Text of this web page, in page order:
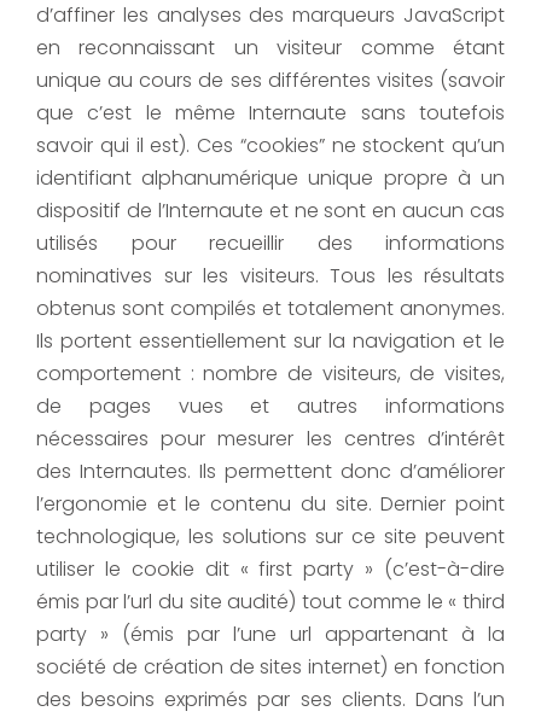
d’affiner les analyses des marqueurs JavaScript
en reconnaissant un visiteur comme étant
unique au cours de ses différentes visites (savoir
que c’est le même Internaute sans toutefois
savoir qui il est). Ces “cookies” ne stockent qu’un
identifiant alphanumérique unique propre à un
dispositif de l’Internaute et ne sont en aucun cas
utilisés pour recueillir des informations
nominatives sur les visiteurs. Tous les résultats
obtenus sont compilés et totalement anonymes.
Ils portent essentiellement sur la navigation et le
comportement : nombre de visiteurs, de visites,
de pages vues et autres informations
nécessaires pour mesurer les centres d’intérêt
des Internautes. Ils permettent donc d’améliorer
l’ergonomie et le contenu du site. Dernier point
technologique, les solutions sur ce site peuvent
utiliser le cookie dit « first party » (c’est-à-dire
émis par l’url du site audité) tout comme le « third
party » (émis par l’une url appartenant à la
société de création de sites internet) en fonction
des besoins exprimés par ses clients. Dans l’un